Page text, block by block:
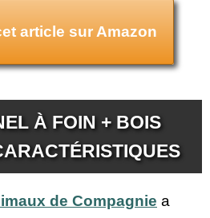
article sur Amazon
À FOIN + BOIS
de Compagnie a